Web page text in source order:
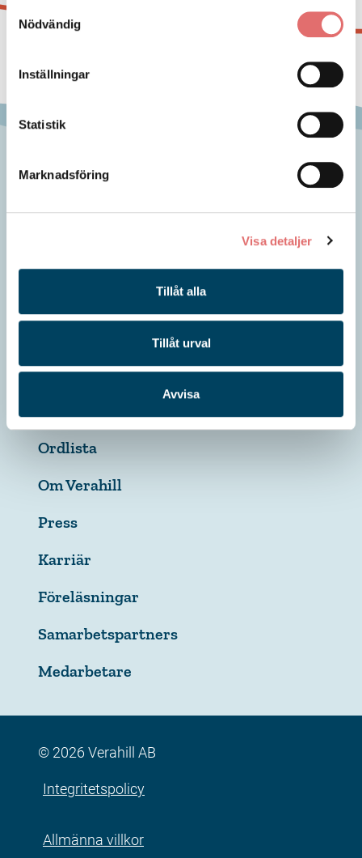
mer här.
Samtyckesval
Nödvändig
Inställningar
Statistik
Marknadsföring
Visa detaljer
Tillåt alla
Tillåt urval
Avvisa
Arvskifte
Ordlista
Om Verahill
Press
Karriär
Föreläsningar
Samarbetspartners
Medarbetare
© 2026 Verahill AB
Integritetspolicy
Allmänna villkor